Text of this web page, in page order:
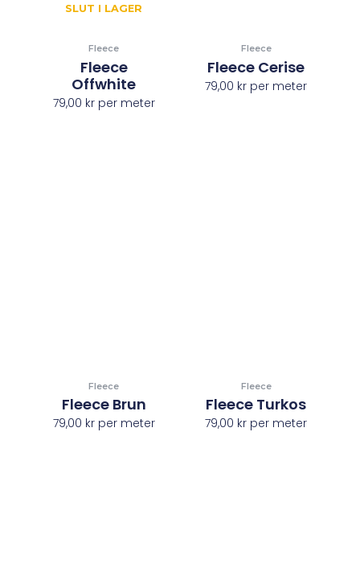
SLUT I LAGER
Fleece
Fleece
Offwhite
79,00 krper meter
Fleece
Fleece Cerise
79,00 kr per meter
Fleece
Fleece Brun
79,00 krper meter
Fleece
Fleece Turkos
79,00 kr per meter